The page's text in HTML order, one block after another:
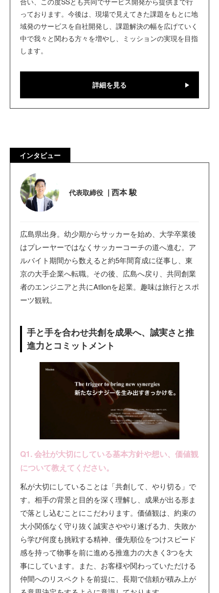
っております。今後は、現場で見えてきた課題をもとに地
域発のサービスを自社開発し、課題解決の幅を広げていく
中で我々と関わる方々を増やし、ミッションの実現を目指
します。
詳細を見る
インタビュー
代表取締役 | 西本 駿
広島県出身。幼少期からサッカーを始め、大学卒業後
はプレーヤーではなくサッカーコーチの道へ進む。ア
ルバイト期間から数えると約5年間育成に従事し、東
京の大手企業へ転職。その後、広島へ戻り、共同創業
者のエンジニアと共にAtllonを起業。趣味は旅行とスポ
ーツ観戦。
手と手を合わせ共創を成果へ、誠実さと推
進力とコミットメント
Q1. 会社が大切にしている基本方針や想い、価値観
について教えてください。
私が大切にしていることは「共創して、やり切る」で
す。相手の背景と目的を深く理解し、成果が出る形ま
で落とし込むことにこだわります。価値観は、約束の
大小関係なく守り抜く誠実さややり遂げる力、失敗か
ら学び何度も挑戦する精神、優先順位をつけスピード
感を持って物事を前に進める推進力の大きく3つを大
事にしています。また、お客様や関わっていただける
仲間へのリスペクトを前提に、長期で信頼が積み上が